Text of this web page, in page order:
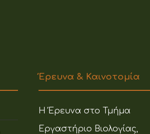
Έρευνα & Καινοτομία
Η Έρευνα στο Τμήμα
Εργαστήριο Βιολογίας,